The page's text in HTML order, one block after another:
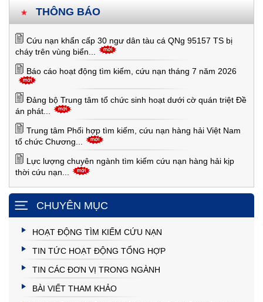
THÔNG BÁO
Cứu nạn khẩn cấp 30 ngư dân tàu cá QNg 95157 TS bị
cháy trên vùng biển...
Báo cáo hoạt động tìm kiếm, cứu nạn tháng 7 năm 2026
Đảng bộ Trung tâm tổ chức sinh hoạt dưới cờ quán triệt Đề
án phát...
Trung tâm Phối hợp tìm kiếm, cứu nạn hàng hải Việt Nam
tổ chức Chương...
Lực lượng chuyên ngành tìm kiếm cứu nạn hàng hải kịp
thời cứu nạn...
CHUYÊN MỤC
HOẠT ĐỘNG TÌM KIẾM CỨU NẠN
TIN TỨC HOẠT ĐỘNG TỔNG HỢP
TIN CÁC ĐƠN VỊ TRONG NGÀNH
BÀI VIẾT THAM KHẢO